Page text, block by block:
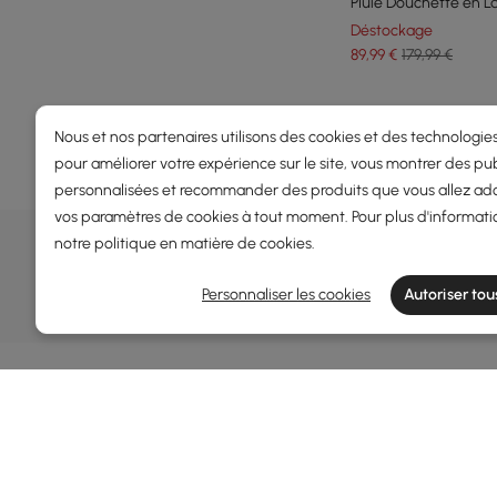
Déstockage
89,99€ 179,99 €
OFFRES, INSPIRATION ET
En savoir plus sur les offres spéciales, les promotions, les
Termes et conditions
Politique de confidentialité
Nous et nos partenaires utilisons des cookies et des
pour améliorer votre expérience sur le site, vous montrer des
personnalisées et recommander des produits que vous allez
vos paramètres de cookies à tout moment. Pour plus
notrepolitique en matière de cookies.
Personnaliser les cookies Autoriser